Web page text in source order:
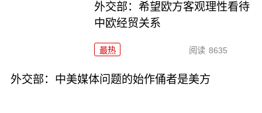
外交部：希望欧方客观理性看待
中欧经贸关系
最热 阅读 8635
外交部：中美媒体问题的始作俑者是美方